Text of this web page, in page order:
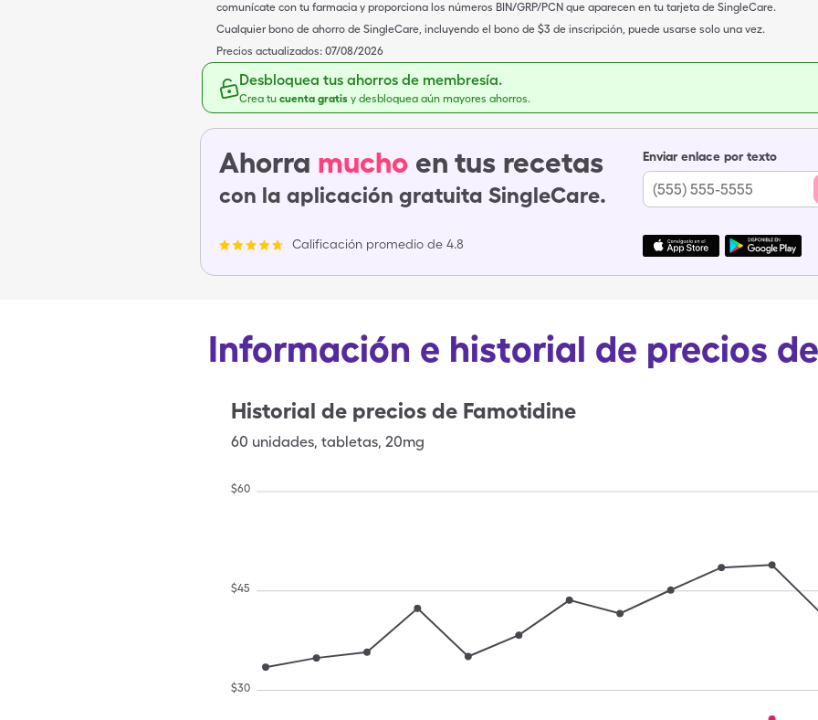
comunícate con tu farmacia y proporciona los números BIN/GRP/PCN que aparecen en tu tarjeta de SingleCare.
Cualquier bono de ahorro de SingleCare, incluyendo el bono de $3 de inscripción, puede usarse solo una vez.
Precios actualizados: 07/08/2026
Desbloquea tus ahorros de membresía.
Crea tu cuenta gratis y desbloquea aún mayores ahorros.
Ahorra mucho en tus recetas
con la aplicación gratuita SingleCare.
Calificación promedio de 4.8
Enviar enlace por texto
Información e historial de precios
Historial de precios de Famotidine
60 unidades, tabletas, 20mg
$30
$45
$60